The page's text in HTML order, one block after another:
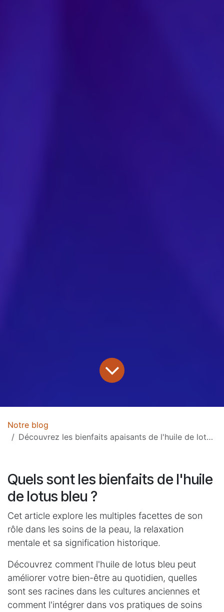
Notre blog
Découvrez les bienfaits apaisants de l'huile de lotus bleu
Quels sont les bienfaits de l'huile
de lotus bleu ?
Cet article explore les multiples facettes de son
rôle dans les soins de la peau, la relaxation
mentale et sa signification historique.
Découvrez comment l'huile de lotus bleu peut
améliorer votre bien-être au quotidien, quelles
sont ses racines dans les cultures anciennes et
comment l'intégrer dans vos pratiques de soins